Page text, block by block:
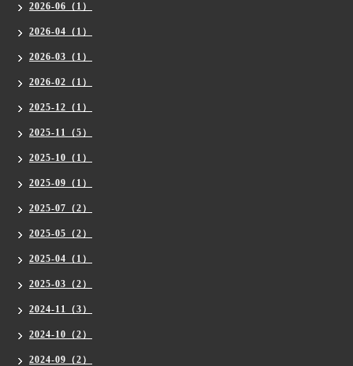
2026-06（1）
2026-04（1）
2026-03（1）
2026-02（1）
2025-12（1）
2025-11（5）
2025-10（1）
2025-09（1）
2025-07（2）
2025-05（2）
2025-04（1）
2025-03（2）
2024-11（3）
2024-10（2）
2024-09（2）